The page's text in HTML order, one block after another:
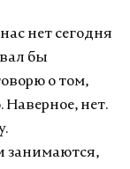
нет сегодня
бы
о том,
Наверное, нет.
занимаются,